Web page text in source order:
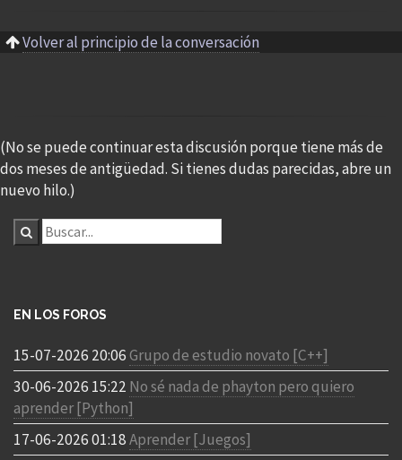
Volver al principio de la conversación
(No se puede continuar esta discusión porque tiene más de
dos meses de antigüedad. Si tienes dudas parecidas, abre un
nuevo hilo.)
EN LOS FOROS
15-07-2026 20:06Grupo de estudio novato [C++]
30-06-2026 15:22 No sé nada de phayton pero quiero
aprender [Python]
17-06-2026 01:18Aprender [Juegos]